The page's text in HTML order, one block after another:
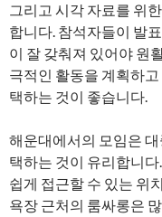
그리고 시각 자료를 위
합니다. 참석자들이 발
이 잘 갖춰져 있어야 원
극적인 활동을 계획하
택하는 것이 좋습니다.
해운대에서의 모임은
택하는 것이 유리합니
쉽게 접근할 수 있는 위
욕장 근처의 룸싸롱은